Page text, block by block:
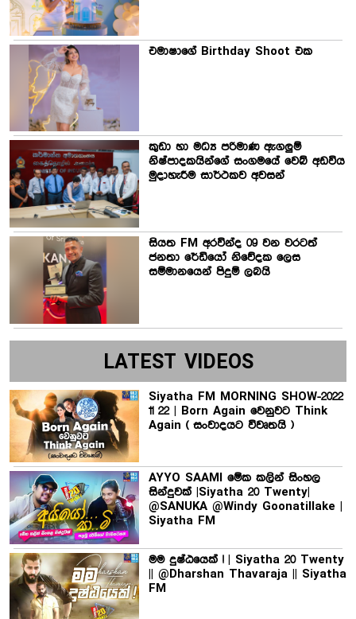
එමාෂාගේ Birthday Shoot එක
කුඩා හා මධ්‍ය පරිමාණ ඇගලුම්
නිෂ්පාදකයින්ගේ සංගමයේ වෙබ් අඩවිය
මුදාහැරීම සාර්ථකව අවසන්
සියත FM අරවින්ද 09 වන වරටත්
ජනතා රේඩියෝ නිවේදක ලෙස
සම්මානයෙන් පිදුම් ලබයි
LATEST VIDEOS
Siyatha FM MORNING SHOW-2022
11 22 | Born Again වෙනුවට Think
Again ( සංවාදයට විවෘතයි )
AYYO SAAMI මේක කලින් සිංහල
සින්දුවක් |Siyatha 20 Twenty|
@SANUKA @Windy Goonatillake |
Siyatha FM
මම දුෂ්ඨයෙක් ! | Siyatha 20 Twenty
|| @Dharshan Thavaraja || Siyatha
FM